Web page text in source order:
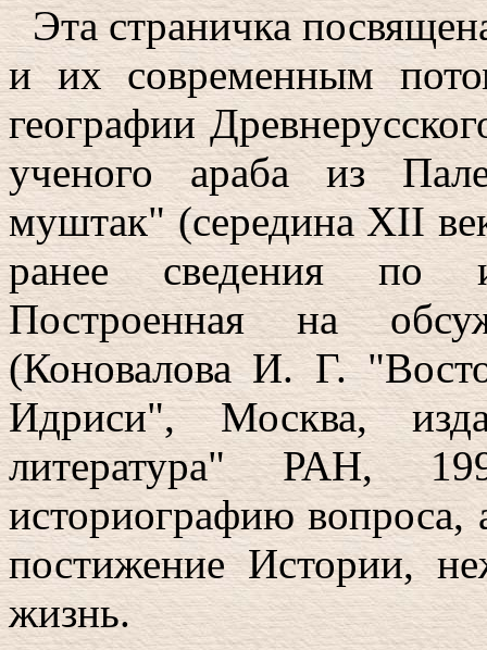
Эта страничка
и их современным
географии
ученого араба из
муштак" (середина XII
ранее сведения по
Построенная на
(Коновалова И. Г.
Идриси", Москва,
литература" РАН,
историографию вопроса,
постижение Истории,
жизнь.